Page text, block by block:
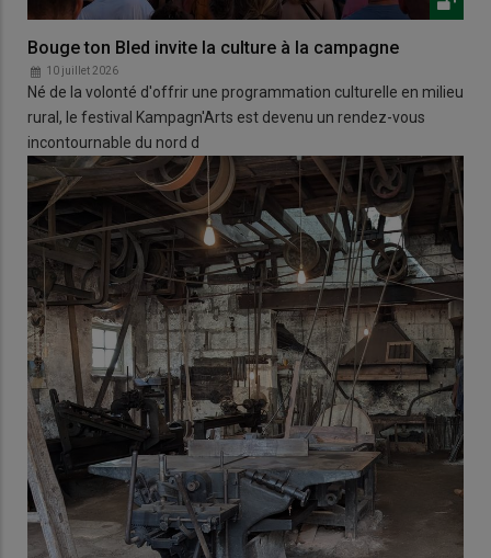
Bouge ton Bled invite la culture à la campagne
10 juillet 2026
Né de la volonté d'offrir une programmation culturelle en milieu
rural, le festival Kampagn'Arts est devenu un rendez-vous
incontournable du nord d